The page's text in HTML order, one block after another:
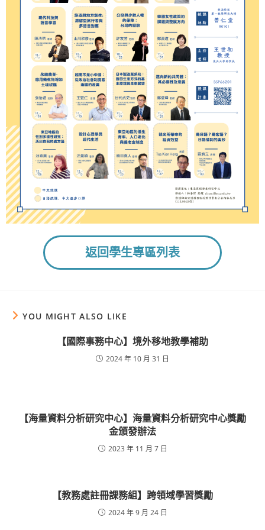
返回學生專區列表
YOU MIGHT ALSO LIKE
【國際事務中心】境外移地教學補助
2024 年 10 月 31 日
【海量資料分析研究中心】海量資料分析研究中心獎勵
金頒發辦法
2023 年 11 月 7 日
【教務處註冊課務組】跨領域學習獎勵
2024 年 9 月 24 日